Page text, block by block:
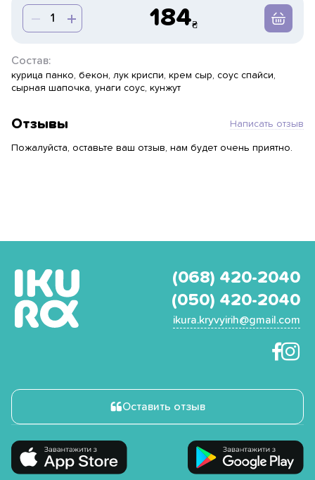
184
Состав:
курица панко, бекон, лук криспи, крем сыр, соус спайси,
сырная шапочка, унаги соус, кунжут
Отзывы Написать отзыв
Пожалуйста, оставьте ваш отзыв, нам будет очень приятно.
(068) 420-2040
(050) 420-2040
ikura.kryvyirih@gmail.com
Оставить отзыв